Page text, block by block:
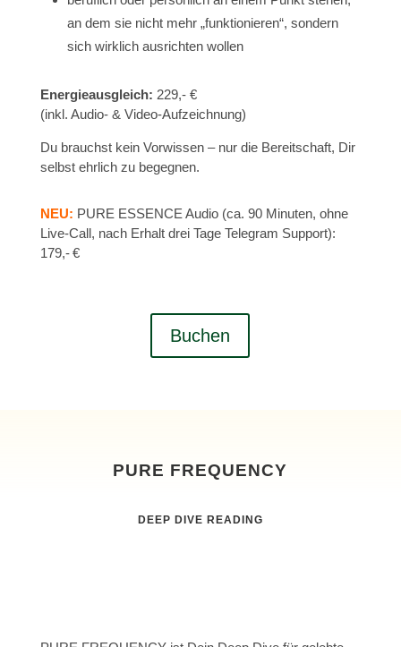
an dem sie nicht mehr „funktionieren“, sondern
sich wirklich ausrichten wollen
Energieausgleich: 229,- €
(inkl. Audio- & Video-Aufzeichnung)
Du brauchst kein Vorwissen – nur die Bereitschaft, Dir
selbst ehrlich zu begegnen.
NEU: PURE ESSENCE Audio (ca. 90 Minuten, ohne
Live-Call, nach Erhalt drei Tage Telegram Support):
179,- €
Buchen
PURE FREQUENCY
DEEP DIVE READING